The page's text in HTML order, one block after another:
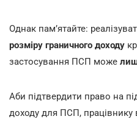
Однак пам’ятайте:
розміру граничного доходу
застосування ПСП може
Аби підтвердити право на
доходу для ПСП, працівнику